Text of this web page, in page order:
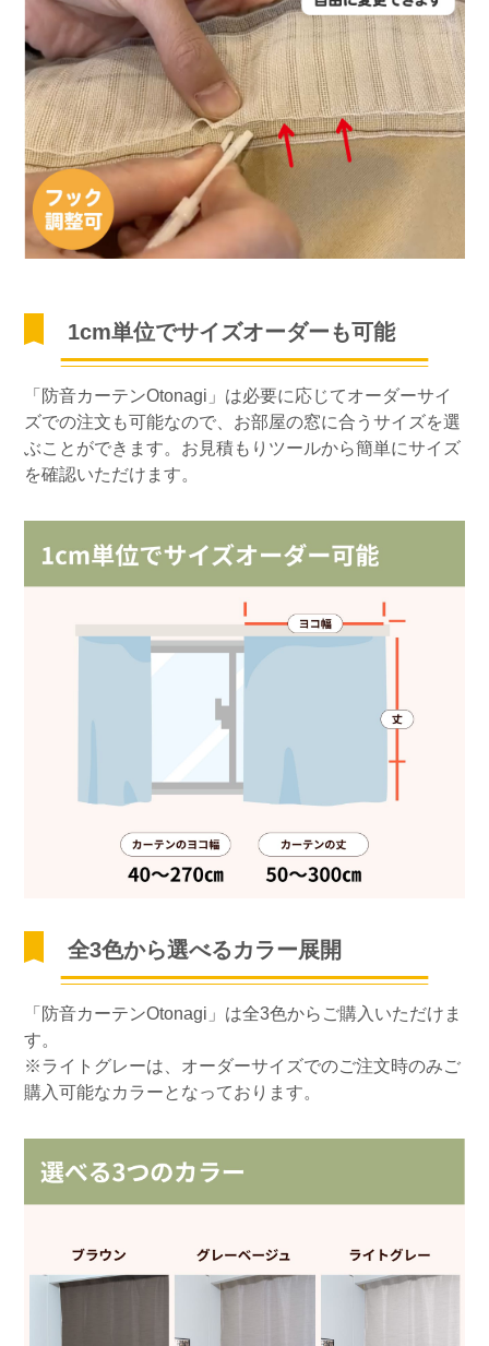
1cm単位でサイズオーダーも可能
「防音カーテンOtonagi」は必要に応じてオーダーサイ
ズでの注文も可能なので、お部屋の窓に合うサイズを選
ぶことができます。お見積もりツールから簡単にサイズ
を確認いただけます。
全3色から選べるカラー展開
「防音カーテンOtonagi」は全3色からご購入いただけま
す。
※ライトグレーは、オーダーサイズでのご注文時のみご
購入可能なカラーとなっております。